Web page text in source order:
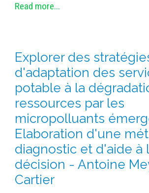
Read more...
Explorer des
d'adaptation des
potable à la
ressources par les
micropolluants
Elaboration d'une
diagnostic et d'aide à
décision - Antoine
Cartier